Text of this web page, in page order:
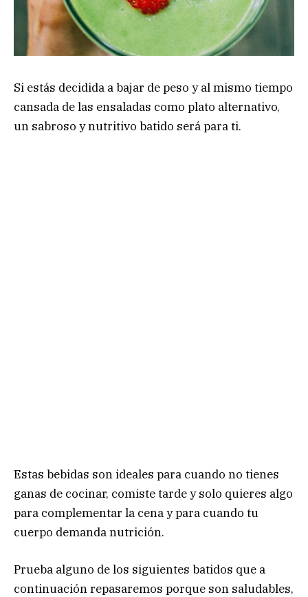
Si estás decidida a bajar de peso y al mismo tiempo
cansada de las ensaladas como plato alternativo,
un sabroso y nutritivo batido será para ti.
Estas bebidas son ideales para cuando no tienes
ganas de cocinar, comiste tarde y solo quieres algo
para complementar la cena y para cuando tu
cuerpo demanda nutrición.
Prueba alguno de los siguientes batidos que a
continuación repasaremos porque son saludables,